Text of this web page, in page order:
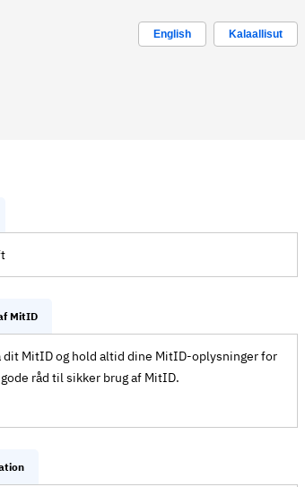
English Kalaallisut
MitID
dit MitID og hold altid dine MitID-oplysninger for
råd til sikker brug af MitID.